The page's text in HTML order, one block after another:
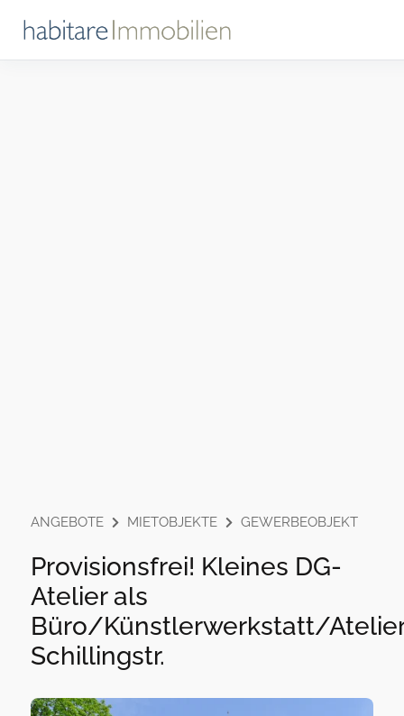
ANGEBOTE MIETOBJEKTE GEWERBEOBJEKT
Provisionsfrei! Kleines DG-
Atelier als
Büro/Künstlerwerkstatt/
Schillingstr.